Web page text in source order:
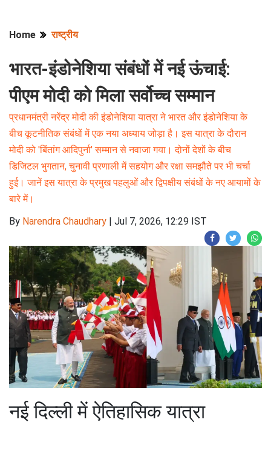
Home राष्ट्रीय
भारत-इंडोनेशिया संबंधों में नई ऊंचाई:
पीएम मोदी को मिला सर्वोच्च सम्मान
प्रधानमंत्री नरेंद्र मोदी की इंडोनेशिया यात्रा ने भारत और इंडोनेशिया के
बीच कूटनीतिक संबंधों में एक नया अध्याय जोड़ा है। इस यात्रा के दौरान
मोदी को 'बिंतांग आदिपुर्ना' सम्मान से नवाजा गया। दोनों देशों के बीच
डिजिटल भुगतान, चुनावी प्रणाली में सहयोग और रक्षा समझौते पर भी चर्चा
हुई। जानें इस यात्रा के प्रमुख पहलुओं और द्विपक्षीय संबंधों के नए आयामों के
बारे में।
By Narendra Chaudhary | Jul 7, 2026, 12:29 IST
नई दिल्ली में ऐतिहासिक यात्रा